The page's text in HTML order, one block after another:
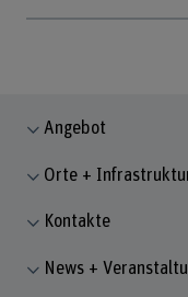
Angebot
Orte +
Kontakte
News +